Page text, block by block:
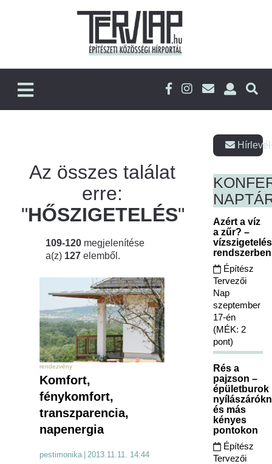
Az összes találat
erre:
"HŐSZIGETELÉS"
109-120 megjelenítése
a(z) 127 elemből.
rendezvény
Komfort,
fénykomfort,
transzparencia,
napenergia
pestimonika 2013.11.11. 14:44
Azért a víz
a zűr? –
Építész
Tervezői
Nap
szeptember
17-én
(MÉK: 2
pont)
Rés a
pajzson –
épületburok
és más
kényes
pontokon
Építész
Tervezői